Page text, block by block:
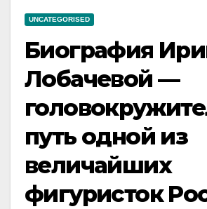
UNCATEGORISED
Биография
Лобачевой —
путь одной из
величайших
фигуристок